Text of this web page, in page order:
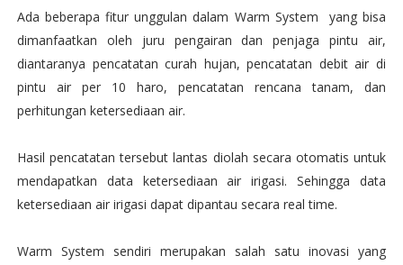
Ada beberapa fitur unggulan dalam Warm System yang bisa
dimanfaatkan oleh juru pengairan dan penjaga pintu air,
diantaranya pencatatan curah hujan, pencatatan debit air di
pintu air per 10 haro, pencatatan rencana tanam, dan
perhitungan ketersediaan air.
Hasil pencatatan tersebut lantas diolah secara otomatis untuk
mendapatkan data ketersediaan air irigasi. Sehingga data
ketersediaan air irigasi dapat dipantau secara real time.
Warm System sendiri merupakan salah satu inovasi yang